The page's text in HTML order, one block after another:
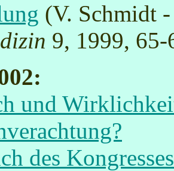
(V. Schmidt
9, 1999, 65-
und
des